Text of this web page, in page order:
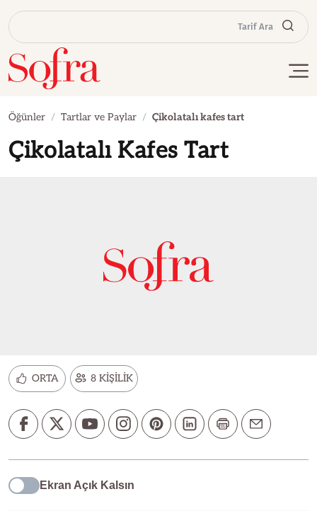
Tarif Ara
Öğünler Tartlar ve Paylar Çikolatalı kafes tart
Çikolatalı Kafes Tart
ORTA 8 KİŞİLİK
Ekran Açık Kalsın